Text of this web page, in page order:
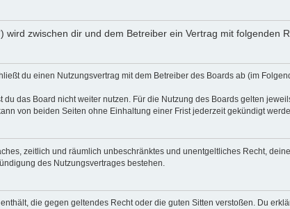
wird zwischen dir und dem Betreiber ein Vertrag mit folgenden
du einen Nutzungsvertrag mit dem Betreiber des Boards ab (im
das Board nicht weiter nutzen. Für die Nutzung des Boards gelten
von beiden Seiten ohne Einhaltung einer Frist jederzeit gekündigt
zeitlich und räumlich unbeschränktes und unentgeltliches Recht,
des Nutzungsvertrages bestehen.
die gegen geltendes Recht oder die guten Sitten verstoßen. Du